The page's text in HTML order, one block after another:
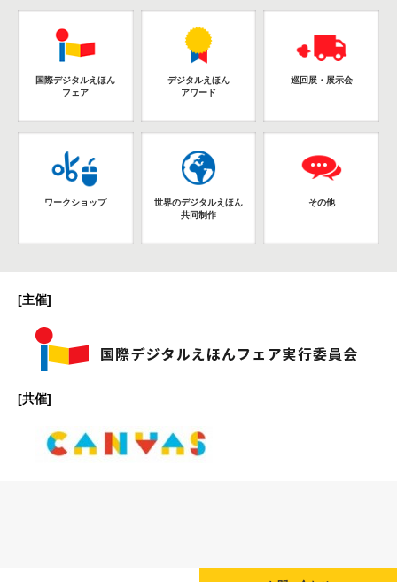
国際デジタルえほん
フェア
デジタルえほん
アワード
巡回展・展示会
ワークショップ
世界のデジタルえほん
共同制作
その他
[主催]
[共催]